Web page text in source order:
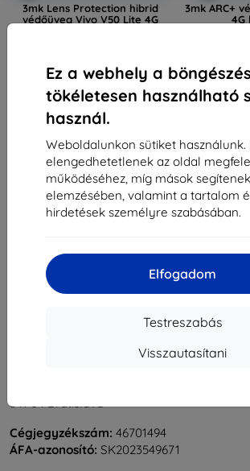
Ez a webhely a böngészés
tökéletesen használható
használ.
Weboldalunkon sütiket használunk.
elengedhetetlenek az oldal
működéséhez, míg mások
elemzésében, valamint a tartalom
hirdetések személyre szabásában.
Elfogadom
Testreszabás
Visszautasítani
3mk Lens Protection hibrid
védőüveg Vivo V50 Lite 4G
2 961 Ft
Raktáron > 5 darab
3mk ARC+
4G
Összes találat6.
841 04 Bratislava
Cégjegyzékszám: 46701494
ÁFA-azonosító: SK2023549671